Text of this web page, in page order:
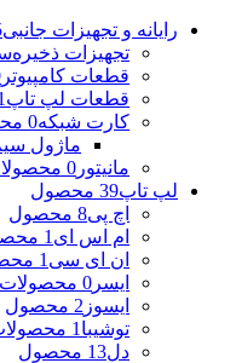
رایانه و تجهیزات جانبی5
تجهیزات
قطعات کامپیوتر 0
قطعات لپ تاپ 1
کارت شبکه0 محصولات
ماژول
مانیتور 0 محصولات
لپ تاپ39 محصول
اچ پی8 محصول
ام اس ای 1 محصولات
ان ای سی 1 محصولات
ایسر 0 محصولات
ایسوز 2 محصول
توشیبا 1 محصولات
دل13 محصول